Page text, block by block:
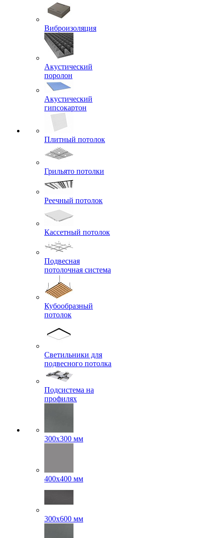
Виброизоляция
Акустический
поролон
Акустический
гипсокартон
Плитный потолок
Грильято потолки
Реечный потолок
Кассетный потолок
Подвесная
потолочная система
Кубообразный
потолок
Светильники для
подвесного потолка
Подсистема на
профилях
300x300 мм
400х400 мм
300x600 мм